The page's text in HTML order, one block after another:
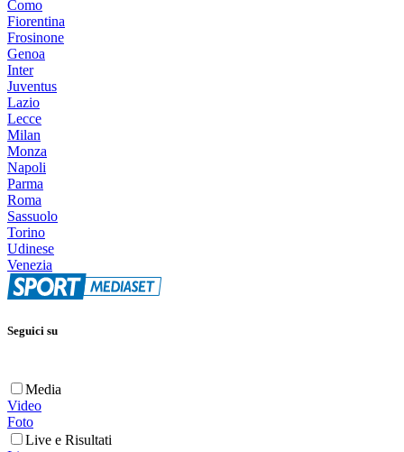
Como
Fiorentina
Frosinone
Genoa
Inter
Juventus
Lazio
Lecce
Milan
Monza
Napoli
Parma
Roma
Sassuolo
Torino
Udinese
Venezia
Seguici su
Media
Video
Foto
Live e Risultati